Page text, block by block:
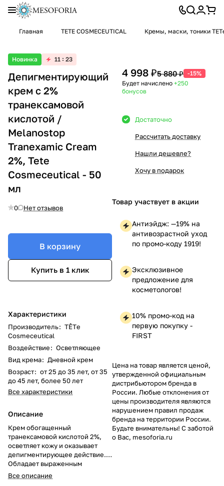
Главная TETE COSMECEUTICAL Кремы, маски, тоники
Новинка 11 23
Депигментирующий
крем с 2%
транексамовой
кислотой /
Melanostop
Tranexamic Cream
2%, Tete
Cosmeceutical - 50
мл
0 Нет отзывов
В корзину
Купить в 1 клик
Характеристики
Производитель: TÊTе
Cosmeceutical
Воздействие: Осветляющее
Вид крема: Дневной крем
Возраст: от 25 до 35 лет, от 35
до 45 лет, более 50 лет
Все характеристики
Описание
Крем обогащенный
транексамовой кислотой 2%,
осветляет кожу и оказывает
депигментирующее действие.
Обладает выраженным
отбеливающим и
выравнивающим тон эффектом
Все описание
4 998 ₽5 880 ₽ -15%
Будет начислено +250
бонусов
Достаточно
Рассчитать доставку
Нашли дешевле?
Хочу в подарок
Товар участвует в акции
Антиэйдж: —19% на
антивозрастной уход
по промо-коду 1919!
Эксклюзивное
предложение для
косметологов!
10% промо-код на
первую покупку -
FIRST
Цена на товар является ценой,
утвержденной официальным
дистрибьютором бренда в
России. Любые отклонения от
цены производителя являются
нарушением правил продаж
бренда на территории России.
Будьте внимательны! С заботой
о Вас, mesoforia.ru